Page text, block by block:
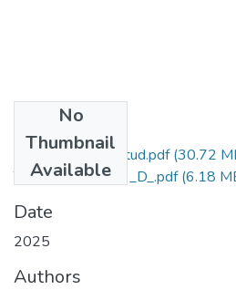
No
Thumbnail
Available
Grado de Similitud.pdf(30.72
T036_70140419_D_.pdf(6.18
Date
2025
Authors